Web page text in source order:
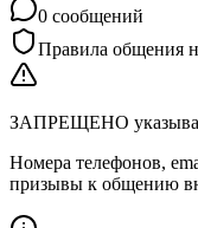
0 сообщений
Правила общения
ЗАПРЕЩЕНО
Номера телефонов,
призывы к общению